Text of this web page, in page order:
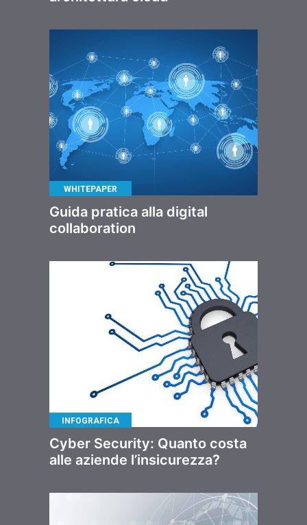
WHITEPAPER
Guida pratica alla digital
collaboration
INFOGRAFICA
Cyber Security: Quanto costa
alle aziende l’insicurezza?